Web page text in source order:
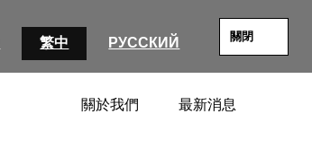
繁中 РУССКИЙ 關閉
關於我們 最新消息